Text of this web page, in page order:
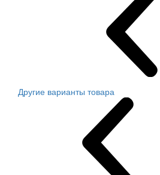
Другие варианты товара